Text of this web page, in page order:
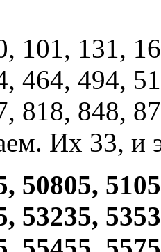
101, 131,
464, 494,
818, 848,
Их 33, и
50805,
53235,